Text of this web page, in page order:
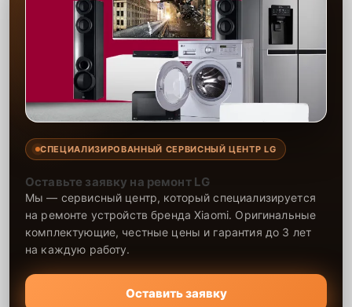
СПЕЦИАЛИЗИРОВАННЫЙ СЕРВИСНЫЙ ЦЕНТР LG
Оставьте заявку на ремонт LG
Мы — сервисный центр, который специализируется
на ремонте устройств бренда Xiaomi. Оригинальные
комплектующие, честные цены и гарантия до 3 лет
на каждую работу.
Оставить заявку